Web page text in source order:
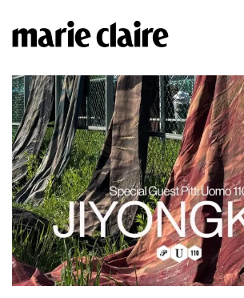
텐
로
건
너
뛰
기